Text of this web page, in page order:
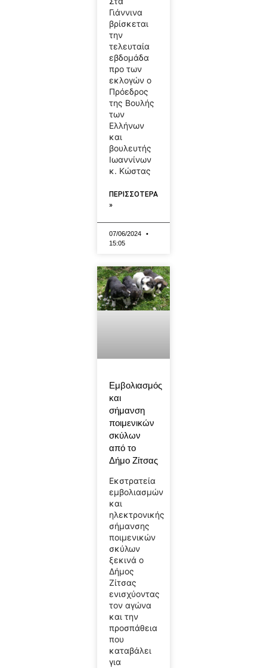
Γιάννινα
βρίσκεται
την
τελευταία
εβδομάδα
προ των
εκλογών ο
Πρόεδρος
της Βουλής
των
Ελλήνων
και
βουλευτής
Ιωαννίνων
κ. Κώστας
ΠΕΡΙΣΣΟΤΕΡΑ
»
07/06/2024
15:05
Εμβολιασμός
και
σήμανση
ποιμενικών
σκύλων
από το
Δήμο Ζίτσας
Εκστρατεία
εμβολιασμών
και
ηλεκτρονικής
σήμανσης
ποιμενικών
σκύλων
ξεκινά ο
Δήμος
Ζίτσας
ενισχύοντας
τον αγώνα
και την
προσπάθεια
που
καταβάλει
για